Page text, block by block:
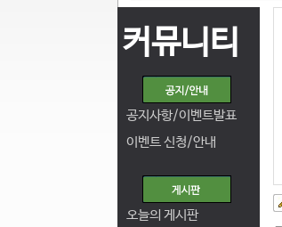
커뮤니티
공지사항/이벤트발표
이벤트 신청/안내
오늘의 게시판